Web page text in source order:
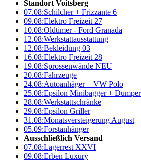
Standort Voitsberg
07.08:Schilcher + Frizzante 6
09.08:Elektro Freizeit 27
10.08:Oldtimer - Ford Granada
12.08:Werkstattausstattung
12.08:Bekleidung 03
16.08:Elektro Freizeit 28
19.08:Sprossenwände NEU
20.08:Fahrzeuge
24.08:Autoanhäger + VW Polo
25.08:Epsilon Minibagger + Dumper
28.08:Werkstattschränke
29.08:Epsilon Griller
31.08:Monatsversteigerung August
05.09:Forstanhänger
Ausschließlich Versand
07.08:Lagerrest XXVI
09.08:Erben Luxury